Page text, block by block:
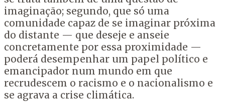
imaginação; segundo, que só uma
comunidade capaz de se imaginar próxima
do distante — que deseje e anseie
concretamente por essa proximidade —
poderá desempenhar um papel político e
emancipador num mundo em que
recrudescem o racismo e o nacionalismo e
se agrava a crise climática.